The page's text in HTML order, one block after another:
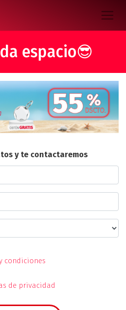
espacio😎
y te contactaremos
condiciones
de privacidad